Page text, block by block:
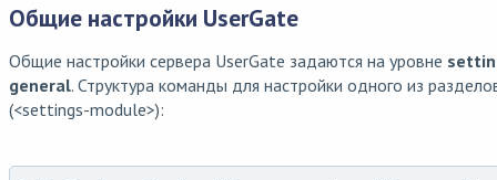
Общие настройки UserGate
Общие настройки сервера UserGate задаются на уровне
general. Структура команды для настройки одного из
(<settings-module>):